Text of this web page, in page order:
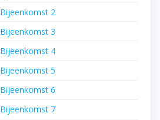
Bijeenkomst 2
Bijeenkomst 3
Bijeenkomst 4
Bijeenkomst 5
Bijeenkomst 6
Bijeenkomst 7